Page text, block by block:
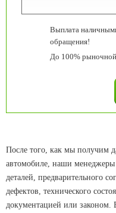
Выплата
обращения!
До 100% рыночной
После того, как мы получим
автомобиле, наши менеджеры
деталей, предварительного
дефектов, технического
документацией или законом.